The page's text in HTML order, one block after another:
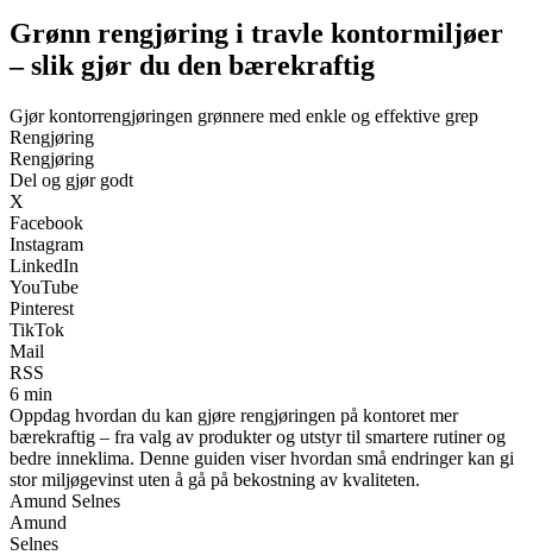
Grønn rengjøring i travle kontormiljøer
– slik gjør du den bærekraftig
Gjør kontorrengjøringen grønnere med enkle og effektive grep
Rengjøring
Rengjøring
Del og gjør godt
X
Facebook
Instagram
LinkedIn
YouTube
Pinterest
TikTok
Mail
RSS
6 min
Oppdag hvordan du kan gjøre rengjøringen på kontoret mer
bærekraftig – fra valg av produkter og utstyr til smartere rutiner og
bedre inneklima. Denne guiden viser hvordan små endringer kan gi
stor miljøgevinst uten å gå på bekostning av kvaliteten.
Amund Selnes
Amund
Selnes